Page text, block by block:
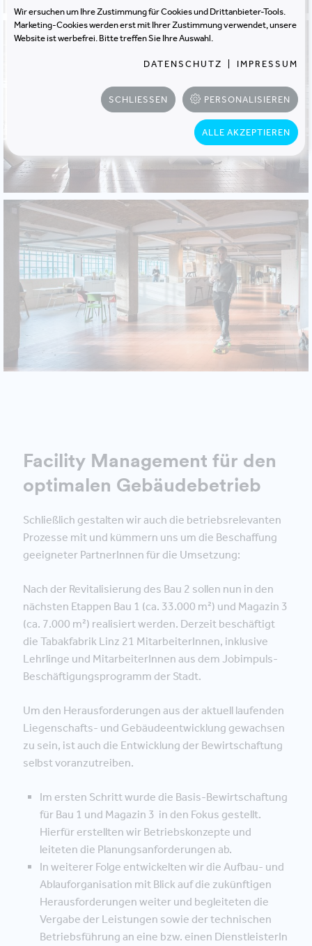
Facility Management für den
optimalen Gebäudebetrieb
Schließlich gestalten wir auch die betriebsrelevanten
Prozesse mit und kümmern uns um die Beschaffung
geeigneter PartnerInnen für die Umsetzung:
Nach der Revitalisierung des Bau 2 sollen nun in den
nächsten Etappen Bau 1 (ca. 33.000 m²) und Magazin 3
(ca. 7.000 m²) realisiert werden. Derzeit beschäftigt
die Tabakfabrik Linz 21 MitarbeiterInnen, inklusive
Lehrlinge und MitarbeiterInnen aus dem Jobimpuls-
Beschäftigungsprogramm der Stadt.
Um den Herausforderungen aus der aktuell laufenden
Liegenschafts- und Gebäudeentwicklung gewachsen
zu sein, ist auch die Entwicklung der Bewirtschaftung
selbst voranzutreiben.
Im ersten Schritt wurde die Basis-Bewirtschaftung
für Bau 1 und Magazin 3 in den Fokus gestellt.
Hierfür erstellten wir Betriebskonzepte und
leiteten die Planungsanforderungen ab.
In weiterer Folge entwickelten wir die Aufbau- und
Ablauforganisation mit Blick auf die zukünftigen
Herausforderungen weiter und begleiteten die
Vergabe der Leistungen sowie der technischen
Betriebsführung an eine bzw. einen DienstleisterIn
Wir ersuchen um Ihre Zustimmung für Cookies und Drittanbieter-Tools.
Marketing-Cookies werden erst mit Ihrer Zustimmung verwendet, unsere
Website ist werbefrei. Bitte treffen Sie Ihre Auswahl.
DATENSCHUTZ IMPRESSUM
SCHLIESSEN PERSONALISIEREN
ALLE AKZEPTIEREN